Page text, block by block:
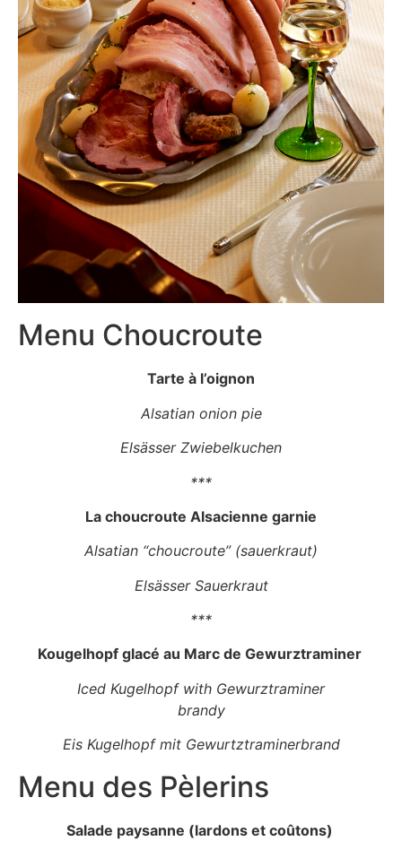
Menu Choucroute
Tarte à l’oignon
Alsatian onion pie
Elsässer Zwiebelkuchen
***
La choucroute Alsacienne garnie
Alsatian “choucroute” (sauerkraut)
Elsässer Sauerkraut
***
Kougelhopf glacé au Marc de Gewurztraminer
Iced Kugelhopf with Gewurztraminer
brandy
Eis Kugelhopf mit Gewurtztraminerbrand
Menu des Pèlerins
Salade paysanne (lardons et coûtons)